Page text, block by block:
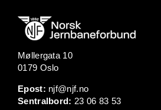
Møllergata 10
0179 Oslo
Epost: njf@njf.no
Sentralbord: 23 06 83 53